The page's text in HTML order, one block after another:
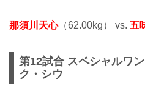
那須川天心（62.00kg） vs. 五
第12試合 スペシャルワ
ク・シウ